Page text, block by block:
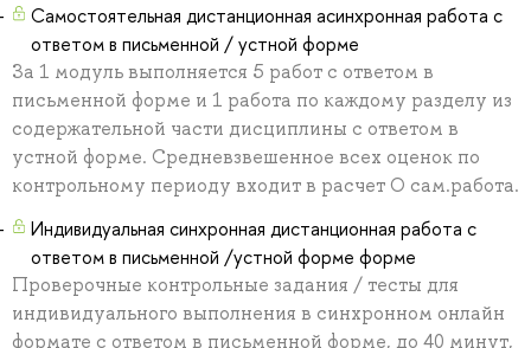
Самостоятельная дистанционная асинхронная работа с
ответом в письменной / устной форме
За 1 модуль выполняется 5 работ с ответом в
письменной форме и 1 работа по каждому разделу из
содержательной части дисциплины с ответом в
устной форме. Средневзвешенное всех оценок по
контрольному периоду входит в расчет О сам.работа.
Индивидуальная синхронная дистанционная работа с
ответом в письменной /устной форме форме
Проверочные контрольные задания / тесты для
индивидуального выполнения в синхронном онлайн
формате с ответом в письменной форме, до 40 минут,